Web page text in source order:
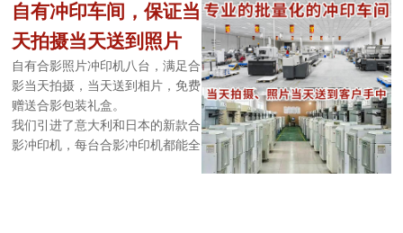
每个人都有清晰的五官。在合影的
后期制作当中，我们用了世界上较
为先进的制作系统，确保
头一样大且不变形，前后清晰度一
样。我们最新款式的不锈钢合影站
架，结实耐用、美观大方，经常出
入省内各大酒店。我们还准备了2
层、3层、4层、5层、8层、10层
合影架子台阶，有了合影架子才能
拍出来完美的大合影照片。最新款
不锈钢集体照架子，做工精良，均
采用高强度镜面不锈钢，架子踏板
自有冲印车间，保证当
天拍摄当天送到照片
自有合影照片冲印机八台，满足合
影当天拍摄，当天送到相片，免费
赠送合影包装礼盒。
我们引进了意大利和日本的新款合
影冲印机，每台合影冲印机都能全